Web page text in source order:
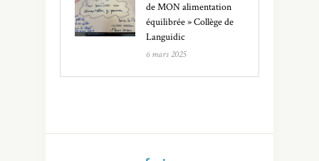
de MON alimentation
équilibrée » Collège de
Languidic
6 mars 2025